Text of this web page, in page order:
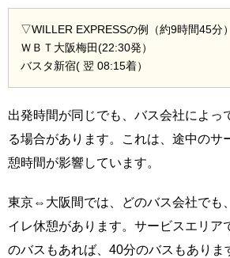
▽WILLER EXPRESSの例（約9時間45分）
ＷＢＴ大阪梅田(22:30発）
バスタ新宿( 翌 08:15着）
出発時間が同じでも、バス会社によっ
る場合があります。これは、途中のサ
憩時間が影響しています。
東京⇔大阪間では、どのバス会社でも
イレ休憩があります。サービスエリア
のバスもあれば、40分のバスもありま